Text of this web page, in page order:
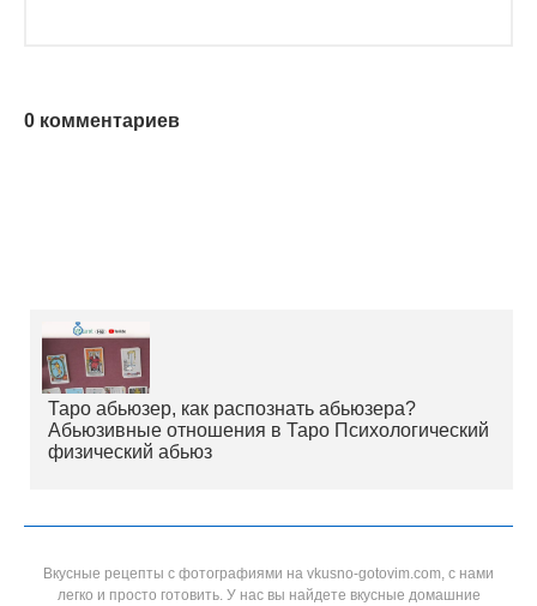
0 комментариев
Таро абьюзер, как распознать абьюзера?
Абьюзивные отношения в Таро Психологический
физический абьюз
Вкусные рецепты с фотографиями на vkusno-gotovim.com, с нами
легко и просто готовить. У нас вы найдете вкусные домашние